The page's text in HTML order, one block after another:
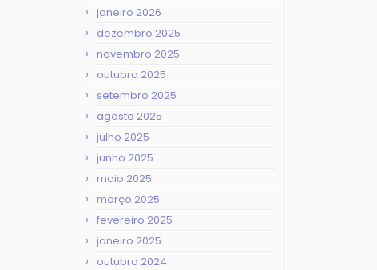
janeiro 2026
dezembro 2025
novembro 2025
outubro 2025
setembro 2025
agosto 2025
julho 2025
junho 2025
maio 2025
março 2025
fevereiro 2025
janeiro 2025
outubro 2024